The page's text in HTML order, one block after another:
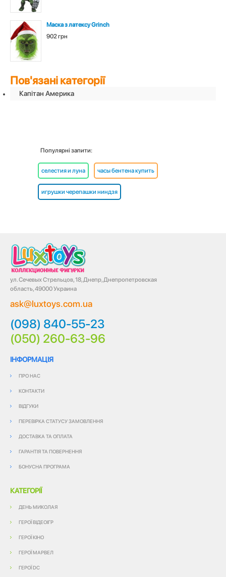
Маска з латексу Grinch
902 грн
Пов'язані категорії
Капітан Америка
Популярні запити:
селестия и луна часы бентена купить
игрушки черепашки ниндзя
ул. Сечевых Стрельцов, 18, Днепр, Днепропетровская
область, 49000 Украина
ask@luxtoys.com.ua
(098) 840-55-23
(050) 260-63-96
ІНФОРМАЦІЯ
ПРО НАС
КОНТАКТИ
ВІДГУКИ
ПЕРЕВІРКА СТАТУСУ ЗАМОВЛЕННЯ
ДОСТАВКА ТА ОПЛАТА
ГАРАНТІЯ ТА ПОВЕРНЕННЯ
БОНУСНА ПРОГРАМА
КАТЕГОРІЇ
ДЕНЬ МИКОЛАЯ
ГЕРОЇ ВІДЕОІГР
ГЕРОЇ КІНО
ГЕРОЇ МАРВЕЛ
ГЕРОЇ DC